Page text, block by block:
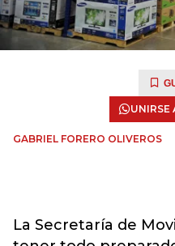
UNIRSE
GABRIEL FORERO OLIVEROS
La Secretaría de